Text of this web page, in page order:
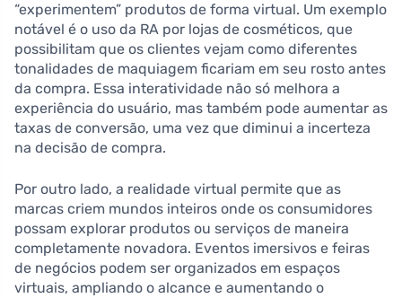
“experimentem” produtos de forma virtual. Um exemplo
notável é o uso da RA por lojas de cosméticos, que
possibilitam que os clientes vejam como diferentes
tonalidades de maquiagem ficariam em seu rosto antes
da compra. Essa interatividade não só melhora a
experiência do usuário, mas também pode aumentar as
taxas de conversão, uma vez que diminui a incerteza
na decisão de compra.
Por outro lado, a realidade virtual permite que as
marcas criem mundos inteiros onde os consumidores
possam explorar produtos ou serviços de maneira
completamente novadora. Eventos imersivos e feiras
de negócios podem ser organizados em espaços
virtuais, ampliando o alcance e aumentando o